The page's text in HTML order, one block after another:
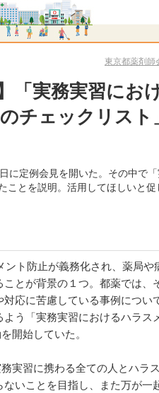
東京都薬剤師
「実務実習にお
チェックリスト
に定例会見を開いた。その中で
とを説明。活用してほしいと促
ト防止が義務化され、薬局や
とが背景の１つ。都薬では、
応に苦慮している事例につい
う「実務実習におけるハラス
開始していた。
実習に携わる全ての人とハラ
いことを目指し、また万が一